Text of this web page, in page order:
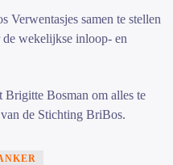
samen te stellen
wekelijkse inloop- en
Brigitte Bosman om alles te
de Stichting BriBos.